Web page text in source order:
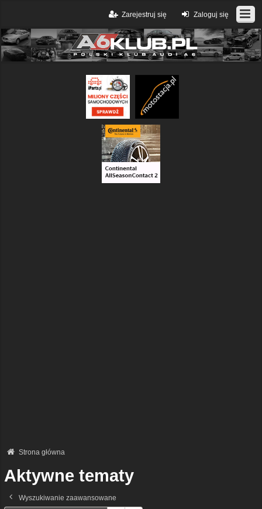
Zaloguj się
Zarejestruj się
Strona główna
Aktywne tematy
Wyszukiwanie zaawansowane